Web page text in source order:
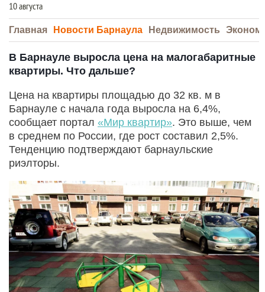
10 августа
Главная Новости Барнаула Недвижимость
В Барнауле выросла цена на малогабаритные
квартиры. Что дальше?
Цена на квартиры площадью до 32 кв. м в
Барнауле с начала года выросла на 6,4%,
сообщает портал «Мир квартир». Это выше, чем
в среднем по России, где рост составил 2,5%.
Тенденцию подтверждают барнаульские
риэлторы.